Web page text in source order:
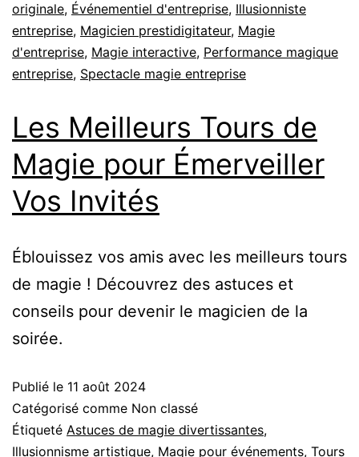
originale, Événementiel d'entreprise, Illusionniste
entreprise, Magicien prestidigitateur, Magie
d'entreprise, Magie interactive, Performance magique
entreprise, Spectacle magie entreprise
Les Meilleurs Tours de
Magie pour Émerveiller
Vos Invités
Éblouissez vos amis avec les meilleurs tours
de magie ! Découvrez des astuces et
conseils pour devenir le magicien de la
soirée.
Publié le 11 août 2024
Catégorisé comme Non classé
Étiqueté Astuces de magie divertissantes,
Illusionnisme artistique, Magie pour événements, Tours